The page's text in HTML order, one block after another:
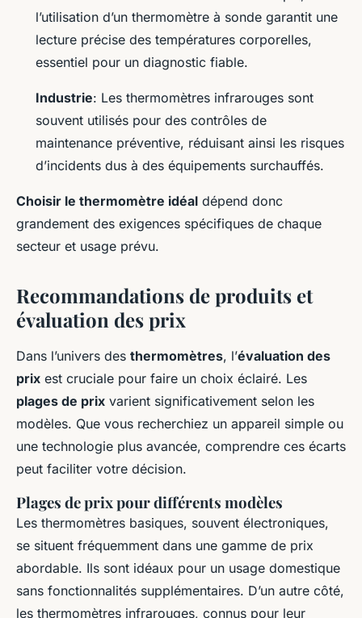
l’utilisation d’un thermomètre à sonde garantit une
lecture précise des températures corporelles,
essentiel pour un diagnostic fiable.
Industrie: Les thermomètres infrarouges sont
souvent utilisés pour des contrôles de
maintenance préventive, réduisant ainsi les risques
d’incidents dus à des équipements surchauffés.
Choisir le thermomètre idéal dépend donc
grandement des exigences spécifiques de chaque
secteur et usage prévu.
Recommandations de produits et
évaluation des prix
Dans l’univers des thermomètres, l’évaluation des
prix est cruciale pour faire un choix éclairé. Les
plages de prix varient significativement selon les
modèles. Que vous recherchiez un appareil simple ou
une technologie plus avancée, comprendre ces écarts
peut faciliter votre décision.
Plages de prix pour différents modèles
Les thermomètres basiques, souvent électroniques,
se situent fréquemment dans une gamme de prix
abordable. Ils sont idéaux pour un usage domestique
sans fonctionnalités supplémentaires. D’un autre côté,
les thermomètres infrarouges, connus pour leur